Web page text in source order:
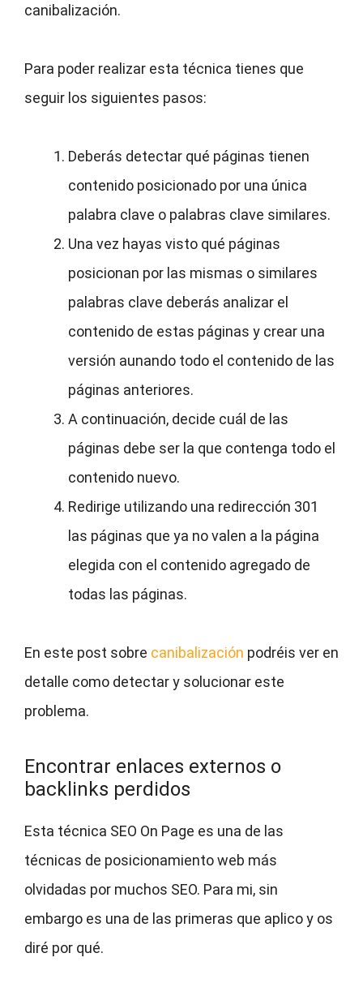
canibalización.
Para poder realizar esta técnica tienes que
seguir los siguientes pasos:
Deberás detectar qué páginas tienen
contenido posicionado por una única
palabra clave o palabras clave similares.
Una vez hayas visto qué páginas
posicionan por las mismas o similares
palabras clave deberás analizar el
contenido de estas páginas y crear una
versión aunando todo el contenido de las
páginas anteriores.
A continuación, decide cuál de las
páginas debe ser la que contenga todo el
contenido nuevo.
Redirige utilizando una redirección 301
las páginas que ya no valen a la página
elegida con el contenido agregado de
todas las páginas.
En este post sobre canibalización podréis ver en
detalle como detectar y solucionar este
problema.
Encontrar enlaces externos o
backlinks perdidos
Esta técnica SEO On Page es una de las
técnicas de posicionamiento web más
olvidadas por muchos SEO. Para mi, sin
embargo es una de las primeras que aplico y os
diré por qué.